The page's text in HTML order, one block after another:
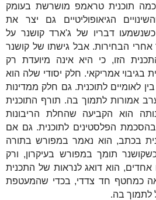
תוכנית טראמפ מושרשת בעומק
הגיאופוליטיים גם יצר את
דבריו של ג'ארד קושנר על
אחרי הבחירות. אבל גישתו של קושנר
הזו, כי היא אינה מיועדת רק
בגיבוי אמריקאי. חלק יסודי שלה הוא
לאומיים לתוכנית. גם חלק ממדינות
ערב אמורות לתמוך בה. תורף התוכנית
הוא הקביעה שהחלת הריבונות
בהסכמת הפלסטינים לתוכנית. גם אם
בכתב, הוא נאמר במפורש בתורה
תומך במפורש בעיקרון, ורק
אחדים, הוא דואג לנראות של התכנית
כמחטף חד צדדי, בכדי שהמעטפת
לתמוך בה.